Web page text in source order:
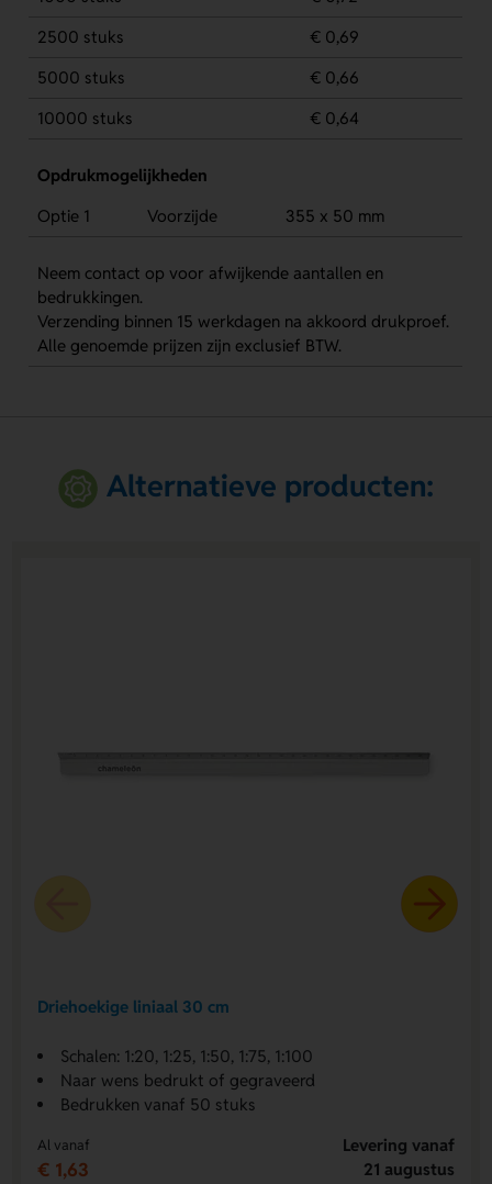
2500 stuks
€ 0,69
5000 stuks
€ 0,66
10000 stuks
€ 0,64
Opdrukmogelijkheden
Optie 1
Voorzijde 355 x 50 mm
Neem contact op voor afwijkende aantallen en
bedrukkingen.
Verzending binnen 15 werkdagen na akkoord drukproef.
Alle genoemde prijzen zijn exclusief BTW.
Alternatieve producten:
Driehoekige liniaal 30 cm
Schalen: 1:20, 1:25, 1:50, 1:75, 1:100
Naar wens bedrukt of gegraveerd
Bedrukken vanaf 50 stuks
Al vanaf
€ 1,63
Levering vanaf
21 augustus